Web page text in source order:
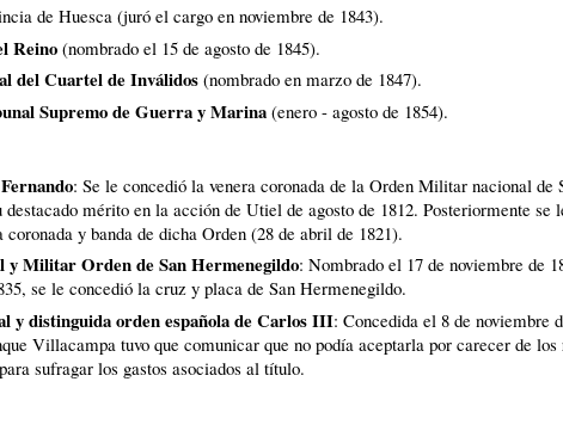
de Huesca (juró el cargo en noviembre de 1843).
Reino(nombrado el 15 de agosto de 1845).
del Cuartel de Inválidos (nombrado en marzo de 1847).
Supremo de Guerra y Marina (enero - agosto de 1854).
: Se le concedió la venera coronada de la Orden Militar nacional de
destacado mérito en la acción de Utiel de agosto de 1812. Posteriormente se
y banda de dicha Orden (28 de abril de 1821).
y Militar Orden de San Hermenegildo: Nombrado el 17 de noviembre de
se le concedió la cruz y placa de San Hermenegildo.
y distinguida orden española de Carlos III: Concedida el 8 de noviembre
Villacampa tuvo que comunicar que no podía aceptarla por carecer de los
sufragar los gastos asociados al título.